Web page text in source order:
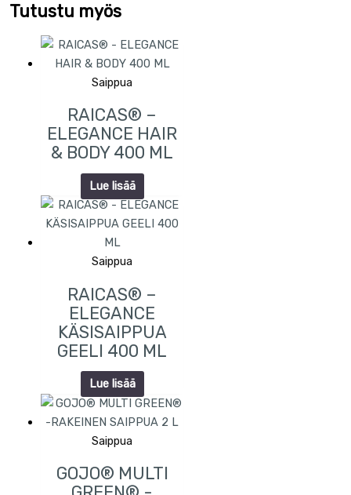
Tutustu myös
Saippua
RAICAS® –
ELEGANCE HAIR
& BODY 400 ML
Lue lisää
Saippua
RAICAS® –
ELEGANCE
KÄSISAIPPUA
GEELI 400 ML
Lue lisää
Saippua
GOJO® MULTI